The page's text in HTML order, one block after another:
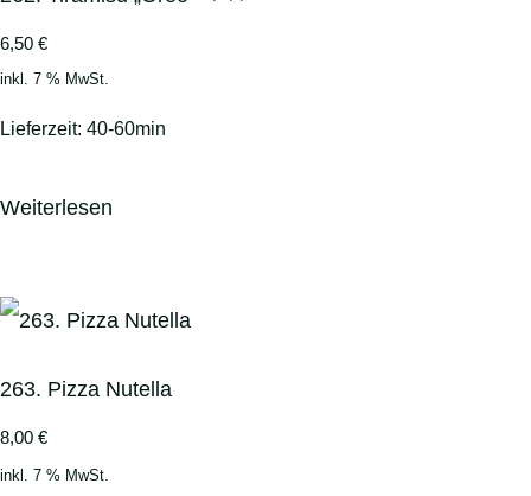
6,50 €
inkl. 7 % MwSt.
Lieferzeit: 40-60min
Weiterlesen
263. Pizza Nutella
8,00 €
inkl. 7 % MwSt.